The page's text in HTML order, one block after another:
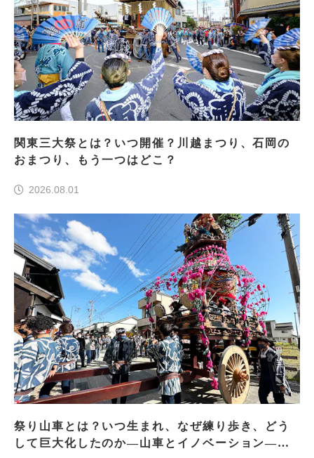
関東三大祭とは？いつ開催？川越まつり、石岡の
おまつり、もう一つはどこ？
2026.08.01
祭り山車とは？いつ生まれ、なぜ練り歩き、どう
して巨大化したのか―山車とイノベーション―＜